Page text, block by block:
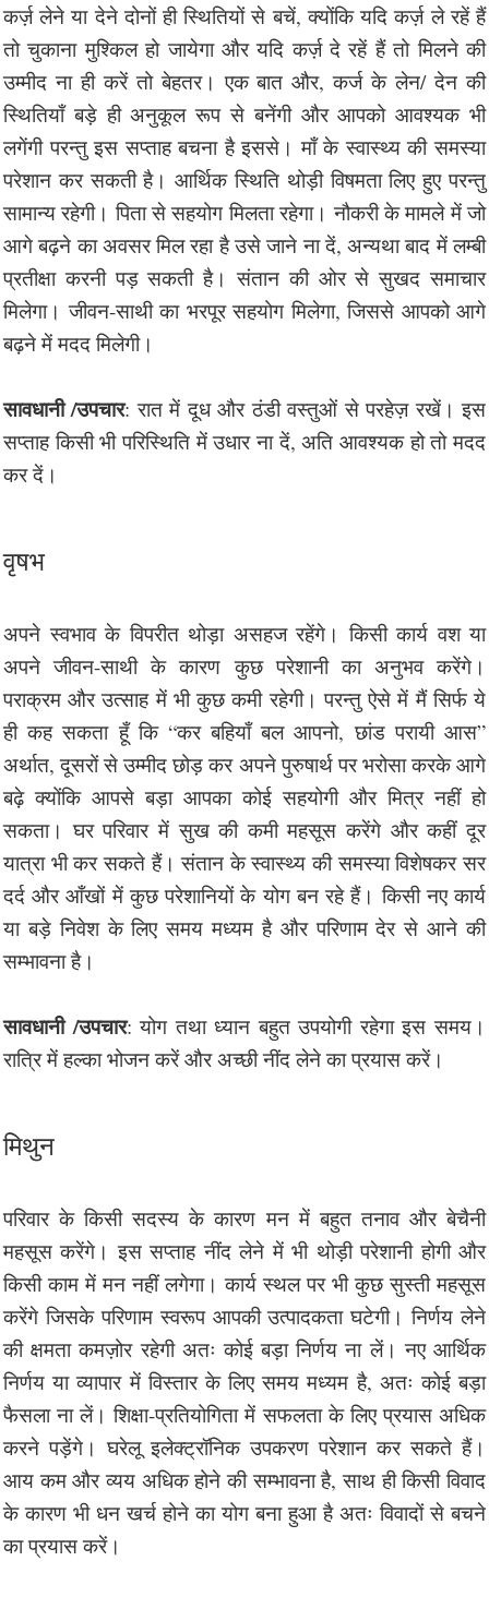
कर्ज़ लेने या देने दोनों ही स्थितियों से बचें, क्योंकि यदि कर्ज़ ले रहें हैं
तो चुकाना मुश्किल हो जायेगा और यदि कर्ज़ दे रहें हैं तो मिलने की
उम्मीद ना ही करें तो बेहतर। एक बात और, कर्ज के लेन/ देन की
स्थितियाँ बड़े ही अनुकूल रूप से बनेंगी और आपको आवश्यक भी
लगेंगी परन्तु इस सप्ताह बचना है इससे। माँ के स्वास्थ्य की समस्या
परेशान कर सकती है। आर्थिक स्थिति थोड़ी विषमता लिए हुए परन्तु
सामान्य रहेगी। पिता से सहयोग मिलता रहेगा। नौकरी के मामले में जो
आगे बढ़ने का अवसर मिल रहा है उसे जाने ना दें, अन्यथा बाद में लम्बी
प्रतीक्षा करनी पड़ सकती है। संतान की ओर से सुखद समाचार
मिलेगा। जीवन-साथी का भरपूर सहयोग मिलेगा, जिससे आपको आगे
बढ़ने में मदद मिलेगी।
सावधानी /उपचार: रात में दूध और ठंडी वस्तुओं से परहेज़ रखें। इस
सप्ताह किसी भी परिस्थिति में उधार ना दें, अति आवश्यक हो तो मदद
कर दें।
वृषभ
अपने स्वभाव के विपरीत थोड़ा असहज रहेंगे। किसी कार्य वश या
अपने जीवन-साथी के कारण कुछ परेशानी का अनुभव करेंगे।
पराक्रम और उत्साह में भी कुछ कमी रहेगी। परन्तु ऐसे में मैं सिर्फ ये
ही कह सकता हूँ कि “कर बहियाँ बल आपनो, छांड परायी आस”
अर्थात, दूसरों से उम्मीद छोड़ कर अपने पुरुषार्थ पर भरोसा करके आगे
बढ़े क्योंकि आपसे बड़ा आपका कोई सहयोगी और मित्र नहीं हो
सकता। घर परिवार में सुख की कमी महसूस करेंगे और कहीं दूर
यात्रा भी कर सकते हैं। संतान के स्वास्थ्य की समस्या विशेषकर सर
दर्द और आँखों में कुछ परेशानियों के योग बन रहे हैं। किसी नए कार्य
या बड़े निवेश के लिए समय मध्यम है और परिणाम देर से आने की
सम्भावना है।
सावधानी /उपचार: योग तथा ध्यान बहुत उपयोगी रहेगा इस समय।
रात्रि में हल्का भोजन करें और अच्छी नींद लेने का प्रयास करें।
मिथुन
परिवार के किसी सदस्य के कारण मन में बहुत तनाव और बेचैनी
महसूस करेंगे। इस सप्ताह नींद लेने में भी थोड़ी परेशानी होगी और
किसी काम में मन नहीं लगेगा। कार्य स्थल पर भी कुछ सुस्ती महसूस
करेंगे जिसके परिणाम स्वरूप आपकी उत्पादकता घटेगी। निर्णय लेने
की क्षमता कमज़ोर रहेगी अतः कोई बड़ा निर्णय ना लें। नए आर्थिक
निर्णय या व्यापार में विस्तार के लिए समय मध्यम है, अतः कोई बड़ा
फैसला ना लें। शिक्षा-प्रतियोगिता में सफलता के लिए प्रयास अधिक
करने पड़ेंगे। घरेलू इलेक्ट्रॉनिक उपकरण परेशान कर सकते हैं।
आय कम और व्यय अधिक होने की सम्भावना है, साथ ही किसी विवाद
के कारण भी धन खर्च होने का योग बना हुआ है अतः विवादों से बचने
का प्रयास करें।